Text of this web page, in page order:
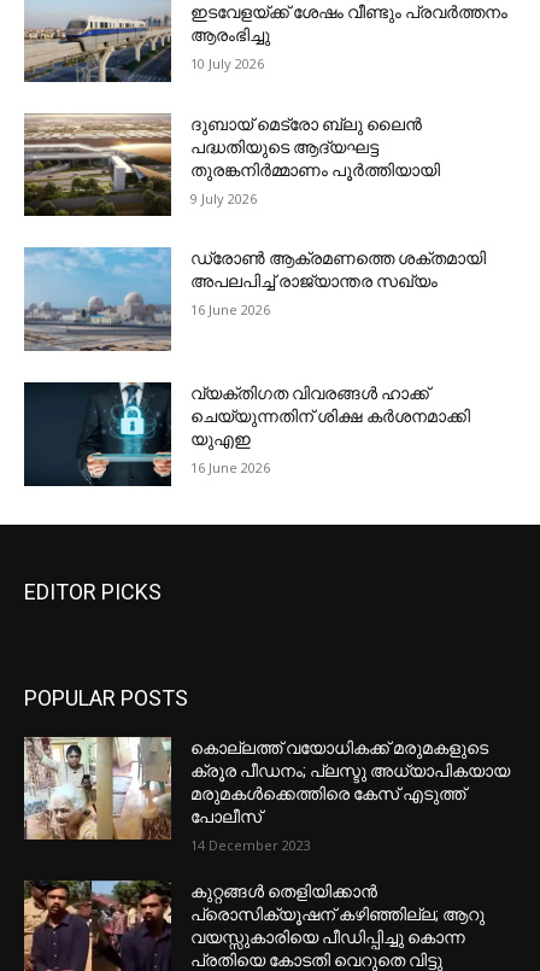
ഇടവേളയ്ക്ക് ശേഷം വീണ്ടും പ്രവര്‍ത്തനം
ആരംഭിച്ചു
10 July 2026
ദുബായ് മെട്രോ ബ്ലു ലൈന്‍
പദ്ധതിയുടെ ആദ്യഘട്ട
തുരങ്കനിര്‍മ്മാണം പൂര്‍ത്തിയായി
9 July 2026
ഡ്രോണ്‍ ആക്രമണത്തെ ശക്തമായി
അപലപിച്ച് രാജ്യാന്തര സഖ്യം
16 June 2026
വ്യക്തിഗത വിവരങ്ങള്‍ ഹാക്ക്
ചെയ്യുന്നതിന് ശിക്ഷ കര്‍ശനമാക്കി
യുഎഇ
16 June 2026
EDITOR PICKS
POPULAR POSTS
കൊല്ലത്ത് വയോധികക്ക് മരുമകളുടെ
ക്രൂര പീഡനം; പ്ലസ്ടു അധ്യാപികയായ
മരുമകൾക്കെത്തിരെ കേസ് എടുത്ത്
പോലീസ്
14 December 2023
കുറ്റങ്ങൾ തെളിയിക്കാൻ
പ്രൊസിക്യൂഷന് കഴിഞ്ഞില്ല; ആറു
വയസ്സുകാരിയെ പീഡിപ്പിച്ചു കൊന്ന
പ്രതിയെ കോടതി വെറുതെ വിട്ടു